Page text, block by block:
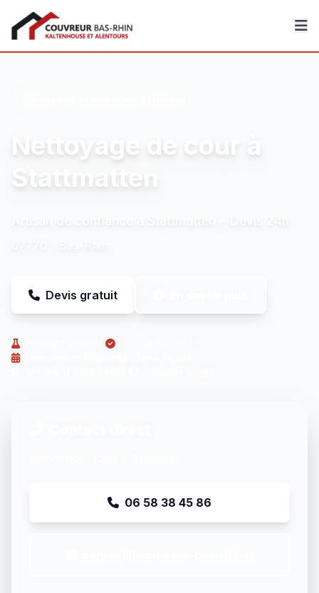
Couvreur Bas-Rhin
Nettoyage de cour à
Stattmatten
Devis gratuit
06 58 38 45 86